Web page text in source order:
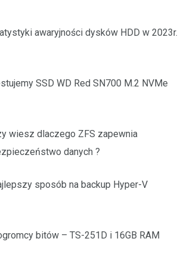
awaryjności dysków HDD w 2023r.
SSD WD Red SN700 M.2 NVMe
wiesz dlaczego ZFS zapewnia
danych ?
sposób na backup Hyper-V
bitów – TS-251D i 16GB RAM